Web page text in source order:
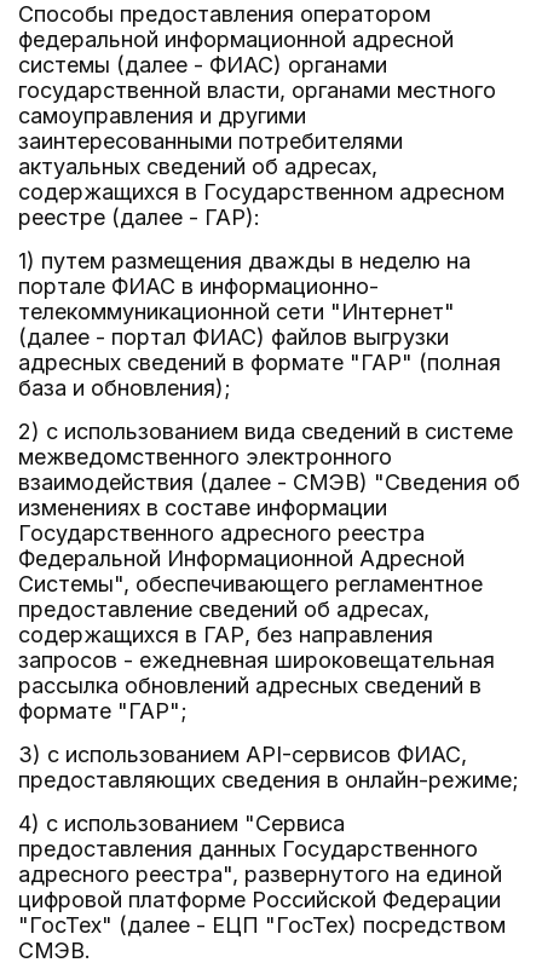
Способы предоставления оператором
федеральной информационной адресной
системы (далее - ФИАС) органами
государственной власти, органами местного
самоуправления и другими
заинтересованными потребителями
актуальных сведений об адресах,
содержащихся в Государственном адресном
реестре (далее - ГАР):
1) путем размещения дважды в неделю на
портале ФИАС в информационно-
телекоммуникационной сети "Интернет"
(далее - портал ФИАС) файлов выгрузки
адресных сведений в формате "ГАР" (полная
база и обновления);
2) с использованием вида сведений в системе
межведомственного электронного
взаимодействия (далее - СМЭВ) "Сведения об
изменениях в составе информации
Государственного адресного реестра
Федеральной Информационной Адресной
Системы", обеспечивающего регламентное
предоставление сведений об адресах,
содержащихся в ГАР, без направления
запросов - ежедневная широковещательная
рассылка обновлений адресных сведений в
формате "ГАР";
3) с использованием API-сервисов ФИАС,
предоставляющих сведения в онлайн-режиме;
4) с использованием "Сервиса
предоставления данных Государственного
адресного реестра", развернутого на единой
цифровой платформе Российской Федерации
"ГосТех" (далее - ЕЦП "ГосТех) посредством
СМЭВ.